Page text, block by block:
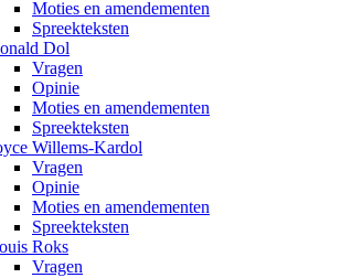
Moties en amendementen
Spreekteksten
Dol
Vragen
Opinie
Moties en amendementen
Spreekteksten
Willems-Kardol
Vragen
Opinie
Moties en amendementen
Spreekteksten
Roks
Vragen